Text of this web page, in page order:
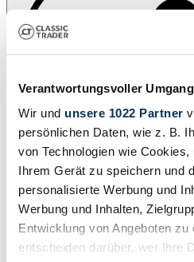
Verantwortungsvoller
Wir und unsere 1022 Partner
persönlichen Daten, wie z. B.
von Technologien wie
Ihrem Gerät zu speichern und
personalisierte Werbung und
Werbung und Inhalten,
Entwicklung von Angeboten zu
entscheiden darüber, wer Ihre
Delen